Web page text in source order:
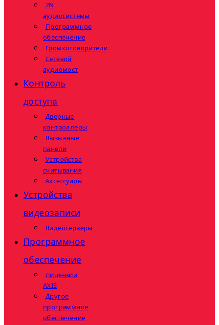
2N
аудиосистемы
Программное
обеспечение
Громкоговорители
Сетевой
аудиомост
Контроль
доступа
Дверные
контроллеры
Вызывные
панели
Устройства
считывания
Аксессуары
Устройства
видеозаписи
Видеосерверы
Программное
обеспечение
Лицензии
AXIS
Другое
программное
обеспечение